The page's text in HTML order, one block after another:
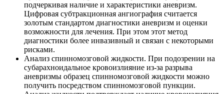
подчеркивая наличие и характеристики аневризм.
Цифровая субтракционная ангиография считается
золотым стандартом диагностики аневризм и оценки
возможности для лечения. При этом этот метод
диагностики более инвазивный и связан с некоторыми
рисками.
Анализ спинномозговой жидкости. При подозрении на
субарахноидальное кровоизлияние из-за разрыва
аневризмы образец спинномозговой жидкости можно
получить посредством спинномозговой пункции.